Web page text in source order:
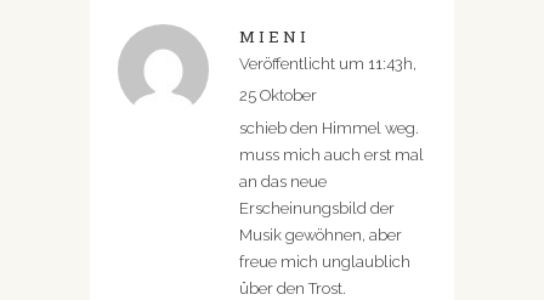
MIENI
Veröffentlicht um 11:43h,
25 Oktober
schieb den Himmel weg.
muss mich auch erst mal
an das neue
Erscheinungsbild der
Musik gewöhnen, aber
freue mich unglaublich
über den Trost.